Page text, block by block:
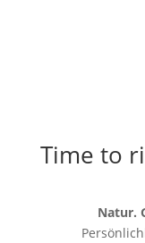
Time to
Natur.